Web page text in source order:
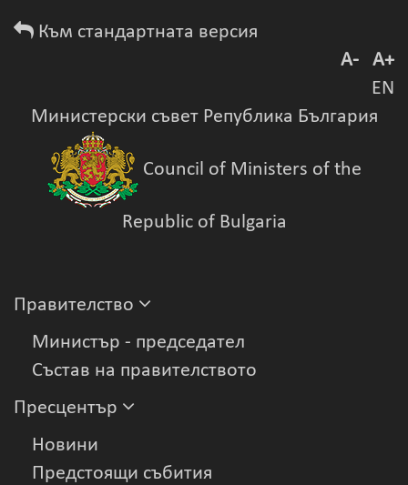
Към стандартната версия
A-
A+
EN
Министерски съвет Република България
Council of Ministers of the
Republic of Bulgaria
Правителство
Министър - председател
Състав на правителството
Пресцентър
Новини
Предстоящи събития